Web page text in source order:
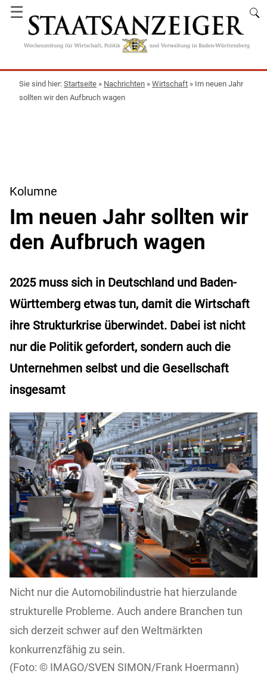
☰
Startseite » Nachrichten » Wirtschaft » Im neuen Jahr
sollten wir den Aufbruch wagen
Kolumne
Im neuen Jahr sollten wir
den Aufbruch wagen
2025 muss sich in Deutschland und Baden-
Württemberg etwas tun, damit die Wirtschaft
ihre Strukturkrise überwindet. Dabei ist nicht
nur die Politik gefordert, sondern auch die
Unternehmen selbst und die Gesellschaft
insgesamt
Nicht nur die Automobilindustrie hat hierzulande
strukturelle Probleme. Auch andere Branchen tun
sich derzeit schwer auf den Weltmärkten
konkurrenzfähig zu sein.
IMAGO/SVEN SIMON/Frank Hoermann)